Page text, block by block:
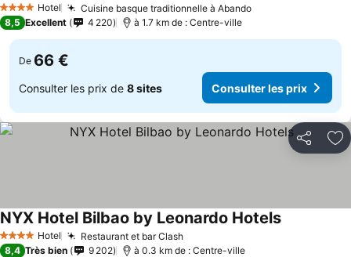
4 Étoiles Hotel Cuisine basque traditionnelle à AbandoConsulter les
8,5 Excellent 4 220 à 1.7 km de : Centre-ville
De 66 €
Consulter les prix de 8 sites Consulter les prix
Partager
4 Étoiles Hotel Restaurant et bar ClashConsulter les prix
NYX Hotel Bilbao by Leonardo HotelsConsulter
8,4 Très bien 9 202 à 0.3 km de : Centre-ville